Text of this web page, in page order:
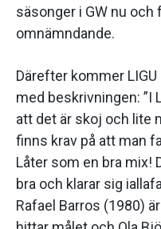
säsonger i GW nu
omnämndande.
Därefter kommer
med beskrivningen: ”I
att det är skoj och lite
finns krav på att man
Låter som en bra mix!
bra och klarar sig
Rafael Barros (1980)